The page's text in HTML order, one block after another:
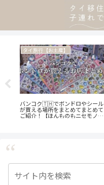
タイ旅行【観光地・街歩き】
ダムヌンサドゥアック水上マーケ
ットに行ってみた！自力で行く方
法、ツアーで行く方法、ぼったく